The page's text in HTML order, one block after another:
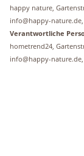
happy nature,
info@happy-
Verantwortliche
hometrend24,
info@happy-